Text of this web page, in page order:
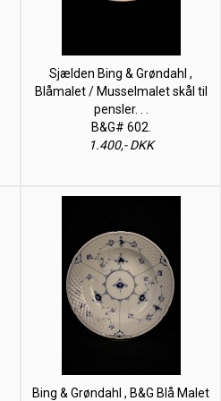
Sjælden Bing & Grøndahl ,
Blåmalet / Musselmalet skål til
pensler. . .
B&G# 602.
1.400,- DKK
Bing & Grøndahl , B&G Blå Malet